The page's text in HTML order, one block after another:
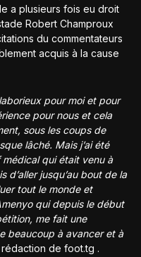
a plusieurs fois eu droit
Robert Champroux
du commentateurs
acquis à la cause
pour moi et pour
pour nous et cela
sous les coups de
lâché. Mais j’ai été
qui était venu à
d’aller jusqu’au bout de la
tout le monde et
qui depuis le début
me fait une
beaucoup à avancer et à
de foot.tg .